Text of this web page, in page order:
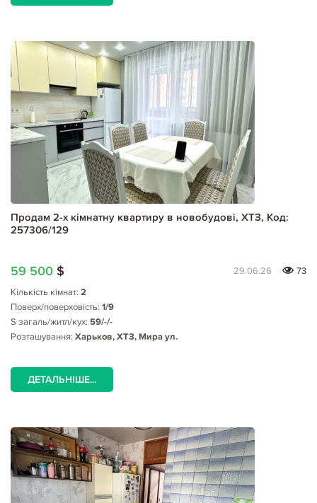
Продам 2-х кімнатну квартиру в новобудові, ХТЗ, Код:
257306/129
59 500 $ 29.06.26
73
Кількість кімнат: 2
Поверх/поверховість: 1/9
S загаль/житл/кух: 59/-/-
Розташування: Харьков, ХТЗ, Мира ул.
ДЕТАЛЬНІШЕ...